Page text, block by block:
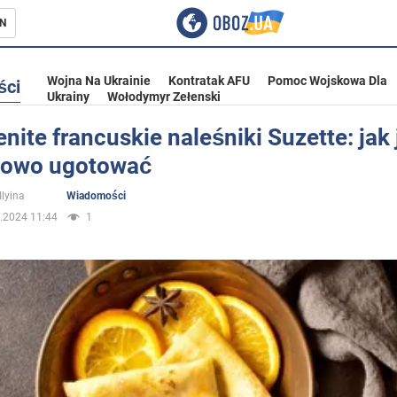
Ukrainie
Wojna Na Ukrainie Kontratak AFU
Pomoc Wojskowa Dla
Ukrainy
Wołodymyr Zełenski
francuskie naleśniki Suzette: jak
ugotować
Wiadomości
11:44
1